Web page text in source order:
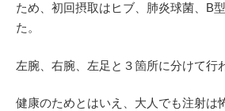
ため、初回摂取はヒブ、肺炎球菌、B
た。
左腕、右腕、左足と３箇所に分けて行
健康のためとはいえ、大人でも注射は